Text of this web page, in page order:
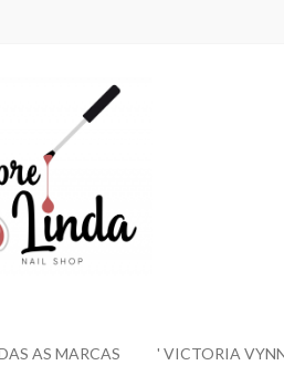
AS MARCAS ' VICTORIA